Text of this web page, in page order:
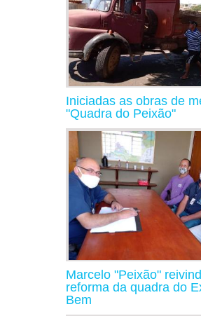
Iniciadas as obras de
"Quadra do Peixão"
Marcelo "Peixão"
reforma da quadra do
Bem